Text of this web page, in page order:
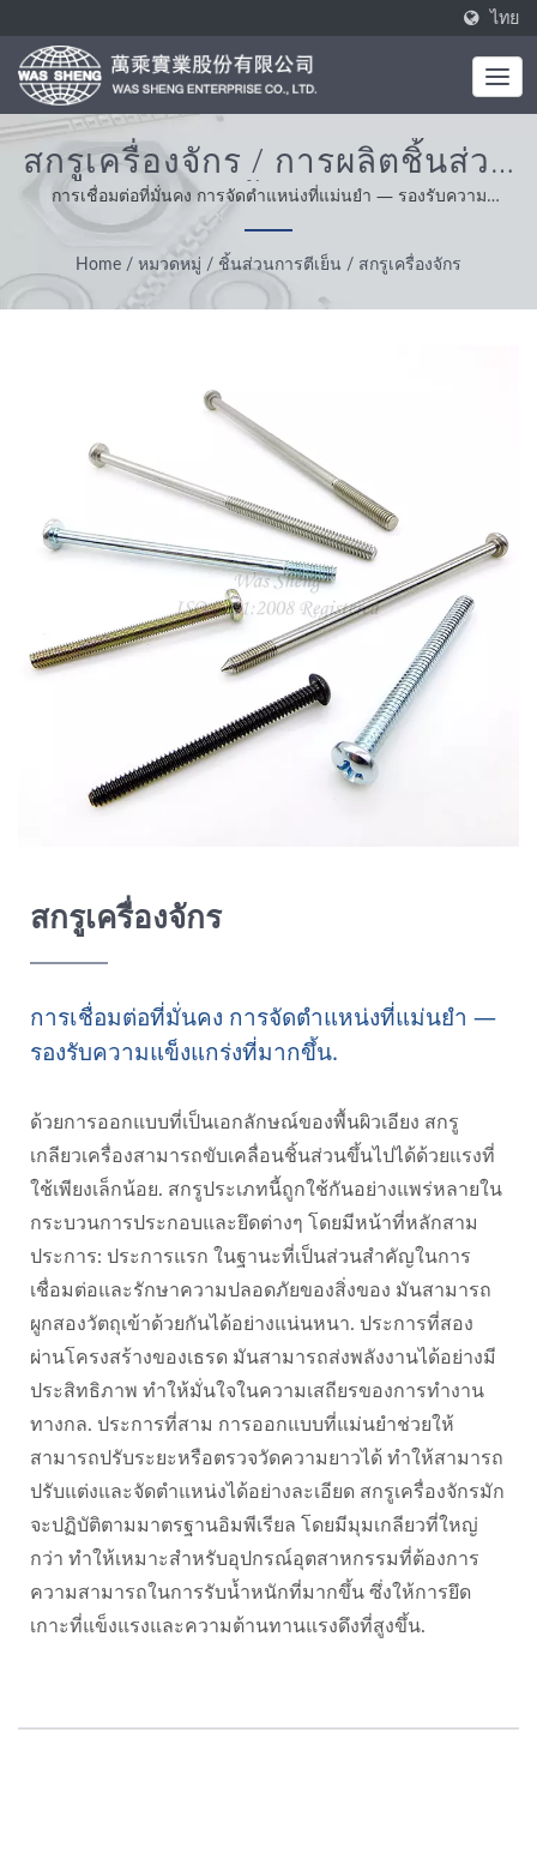
ไทย
สกรูเครื่องจักร / การผลิตชิ้นส่วน
อลูมิเนียมและชิ้นส่วนการเคลือบ
| WAS SHENG
การเชื่อมต่อที่มั่นคง การจัดตำแหน่งที่แม่นยำ — รองรับความ
แข็งแกร่งที่มากขึ้น. / WAS SHENG ก่อตั้งขึ้นในปี 1985 โดยเป็นผู้ผลิต
แบบครบวงจร ค่านิยมหลักของเราคือความเชี่ยวชาญ ความสะดวก
สบายและการแก้ปัญหา จากการสนับสนุนลูกค้าของเราทั่วโลก เรา
ดำเนินธุรกิจด้วยความซื่อสัตย์ มีทัศนคติที่เหมาะสมและเป็นที่เชื่อถือให้
Home / หมวดหมู่ / ชิ้นส่วนการตีเย็น / สกรูเครื่องจักร
สกรูเครื่องจักร
การเชื่อมต่อที่มั่นคง การจัดตำแหน่งที่แม่นยำ —
รองรับความแข็งแกร่งที่มากขึ้น.
ด้วยการออกแบบที่เป็นเอกลักษณ์ของพื้นผิวเอียง สกรู
เกลียวเครื่องสามารถขับเคลื่อนชิ้นส่วนขึ้นไปได้ด้วยแรงที่
ใช้เพียงเล็กน้อย. สกรูประเภทนี้ถูกใช้กันอย่างแพร่หลายใน
กระบวนการประกอบและยึดต่างๆ โดยมีหน้าที่หลักสาม
ประการ: ประการแรก ในฐานะที่เป็นส่วนสำคัญในการ
เชื่อมต่อและรักษาความปลอดภัยของสิ่งของ มันสามารถ
ผูกสองวัตถุเข้าด้วยกันได้อย่างแน่นหนา. ประการที่สอง
ผ่านโครงสร้างของเธรด มันสามารถส่งพลังงานได้อย่างมี
ประสิทธิภาพ ทำให้มั่นใจในความเสถียรของการทำงาน
ทางกล. ประการที่สาม การออกแบบที่แม่นยำช่วยให้
สามารถปรับระยะหรือตรวจวัดความยาวได้ ทำให้สามารถ
ปรับแต่งและจัดตำแหน่งได้อย่างละเอียด สกรูเครื่องจักรมัก
จะปฏิบัติตามมาตรฐานอิมพีเรียล โดยมีมุมเกลียวที่ใหญ่
กว่า ทำให้เหมาะสำหรับอุปกรณ์อุตสาหกรรมที่ต้องการ
ความสามารถในการรับน้ำหนักที่มากขึ้น ซึ่งให้การยึด
เกาะที่แข็งแรงและความต้านทานแรงดึงที่สูงขึ้น.